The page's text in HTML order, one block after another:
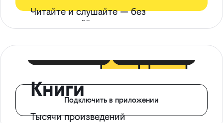
Читайте и слушайте — без
ограничений*
Книги
Тысячи произведений
Подключить в приложении